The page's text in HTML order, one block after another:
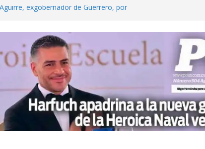
exgobernador de Guerrero, por
Aguirre no es asunto político: Sheinbaum
hora y sede para el examen de
Cuitláhuac García Jiménez desapareció